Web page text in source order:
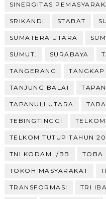
SINERGITAS
SRIKANDI STABAT
SUMATERA UTARA
SUMUT. SURABAYA
TANGERANG
TANJUNG BALAI
TAPANULI UTARA
TEBINGTINGGI TELKOM
TELKOM TUTUP TAHUN
TNI KODAM I/BB TOBA
TOKOH MASYARAKAT
TRANSFORMASI TRI